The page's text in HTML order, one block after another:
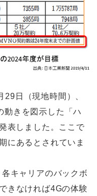
日（現地時間）、
動きを図示した「ハ
表しました。ここで
にあるとされていま
キャリアのバックボ
きなければ4Gの体験